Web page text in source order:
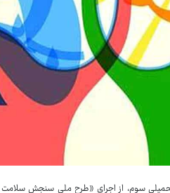
سوم، از اجرای «طرح ملی سنجش سلامت